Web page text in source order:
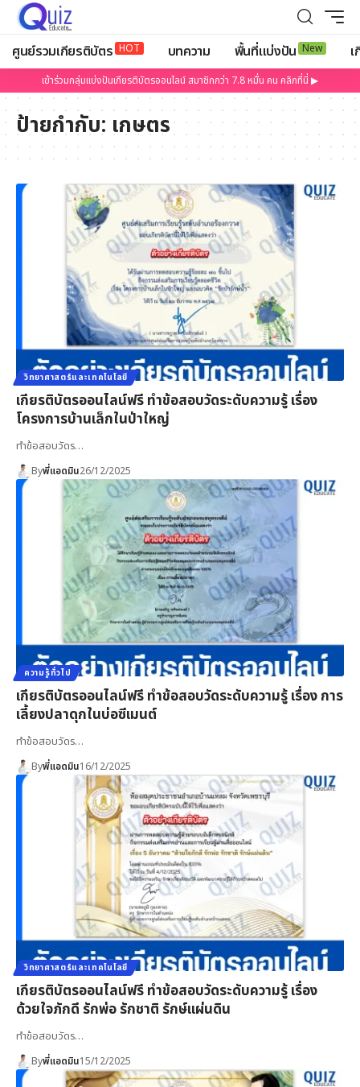
ศูนย์รวมเกียรติบัตร HOT บทความ พื้นที่แบ่งปัน New
เข้าร่วมกลุ่มแบ่งปันเกียรติบัตรออนไลน์ สมาชิกกว่า 7.8 หมื่น คน คลิกที่นี่ ▶
ป้ายกำกับ: เกษตร
วิทยาศาสตร์และเทคโนโลยี
เกียรติบัตรออนไลน์ฟรี ทำข้อสอบวัดระดับความรู้ เรื่อง
โครงการบ้านเล็กในป่าใหญ่
ทำข้อสอบวัดร…
Byพี่แอดมิน26/12/2025
ความรู้ทั่วไป
เกียรติบัตรออนไลน์ฟรี ทำข้อสอบวัดระดับความรู้ เรื่อง การ
เลี้ยงปลาดุกในบ่อซีเมนต์
ทำข้อสอบวัดร…
Byพี่แอดมิน16/12/2025
วิทยาศาสตร์และเทคโนโลยี
เกียรติบัตรออนไลน์ฟรี ทำข้อสอบวัดระดับความรู้ เรื่อง
ด้วยใจภักดี รักพ่อ รักชาติ รักษ์แผ่นดิน
ทำข้อสอบวัดร…
Byพี่แอดมิน15/12/2025